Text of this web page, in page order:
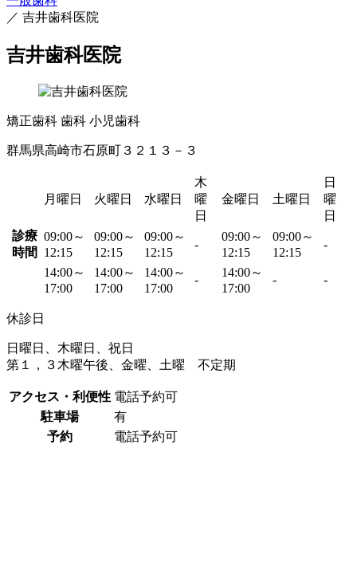
／ 吉井歯科医院
吉井歯科医院
矯正歯科 歯科 小児歯科
群馬県高崎市石原町３２１３－３
月曜日 火曜日 水曜日
木
曜
日
金曜日 土曜日
日
曜
日
診療
時間
09:00～
12:15
09:00～
12:15
09:00～
12:15
-
09:00～
12:15
09:00～
12:15
-
14:00～
17:00
14:00～
17:00
14:00～
17:00
-
14:00～
17:00
- -
休診日
日曜日、木曜日、祝日
第１，３木曜午後、金曜、土曜 不定期
アクセス・利便性 電話予約可
駐車場
有
予約
電話予約可